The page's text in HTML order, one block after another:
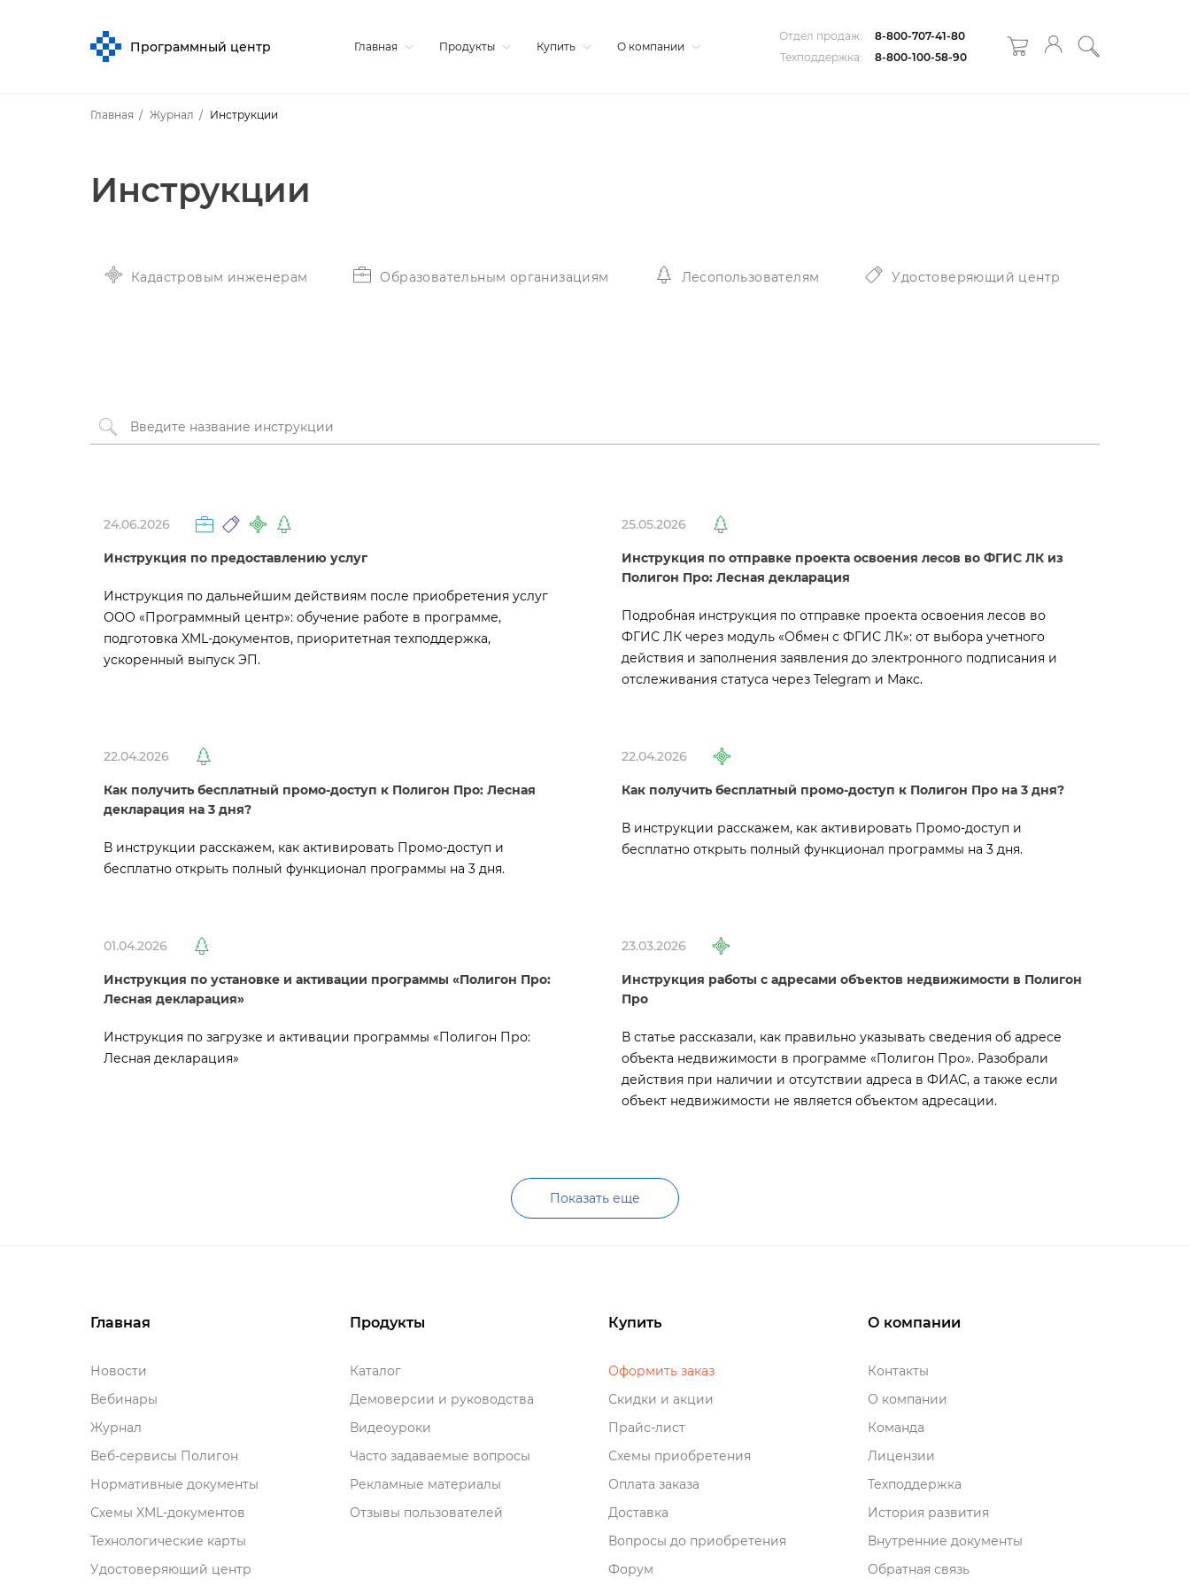
Программный центр Главная Продукты Купить О компании
Отдел продаж:
8-800-707-41-80
Техподдержка:
8-800-100-58-90
Главная Журнал Инструкции
Инструкции
Кадастровым инженерам Образовательным организациям Лесопользователям Удостоверяющий центр
24.06.2026
Инструкция по предоставлению услу
Инструкция по дальнейшим действиям после приобретения услу
ООО «Программный центр»: обучение работе в программе,
подготовка XML-документов, приоритетная техподдержка,
ускоренный выпуск ЭП.
25.05.2026
Инструкция по отправке проекта освоения лесов во ФГИС ЛК из
Полигон Про: Лесная декларация
Подробная инструкция по отправке проекта освоения лесов во
ФГИС ЛК через модуль «Обмен с ФГИС ЛК»: от выбора учетного
действия и заполнения заявления до электронного подписания и
отслеживания статуса через Telegram и Макс.
22.04.2026
Как получить бесплатный промо-доступ к Полигон Про: Лесная
декларация на 3 дня?
инструкции расскажем, как активировать Промо-доступ и
есплатно открыть полный функционал программы на 3 дня.
22.04.2026
Как получить бесплатный промо-доступ к Полигон Про на 3 дня?
инструкции расскажем, как активировать Промо-доступ и
есплатно открыть полный функционал программы на 3 дня.
01.04.2026
Инструкция по установке и активации программы «Полигон Про:
Лесная декларация»
Инструкция по загрузке и активации программы «Полигон Про:
Лесная декларация»
23.03.2026
Инструкция работы с адресами объектов недвижимости в Полигон
Про
статье рассказали, как правильно указывать сведения об адресе
объекта недвижимости в программе «Полигон Про». Разобрали
действия при наличии и отсутствии адреса в ФИАС, а также если
объект недвижимости не является объектом адресации.
Показать еще
Главная
Новости
ебинары
Журнал
еб-сервисы Полигон
Нормативные документы
Схемы XML-документо
Технологические карты
Удостоверяющий центр
Продукты
Катало
Демоверсии и руководства
идеоуроки
Часто задаваемые вопросы
Рекламные материалы
Отзывы пользователей
Купить
Оформить заказ
Скидки и акции
Прайс-лист
Схемы приобретения
Оплата заказа
Доставка
опросы до приобретения
Форум
О компании
Контакты
О компании
Команда
Лицензии
Техподдержка
История развития
нутренние документы
Обратная связь